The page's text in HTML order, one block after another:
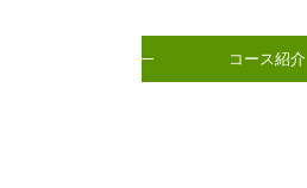
コース紹介